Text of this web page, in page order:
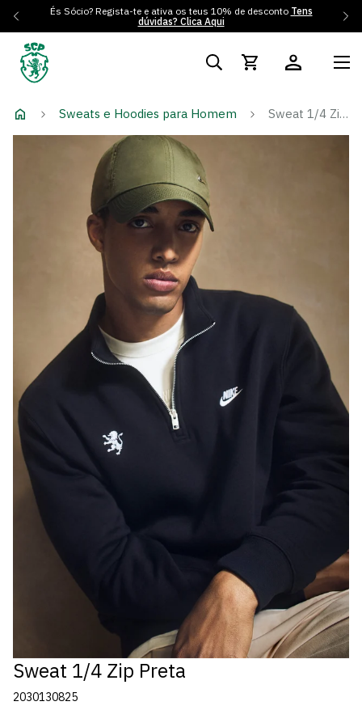
És Sócio? Regista-te e ativa os teus 10% de desconto Tens
dúvidas? Clica Aqui
Sweats e Hoodies para Homem Sweat 1/4 Zip Preta
Sweat 1/4 Zip Preta
2030130825